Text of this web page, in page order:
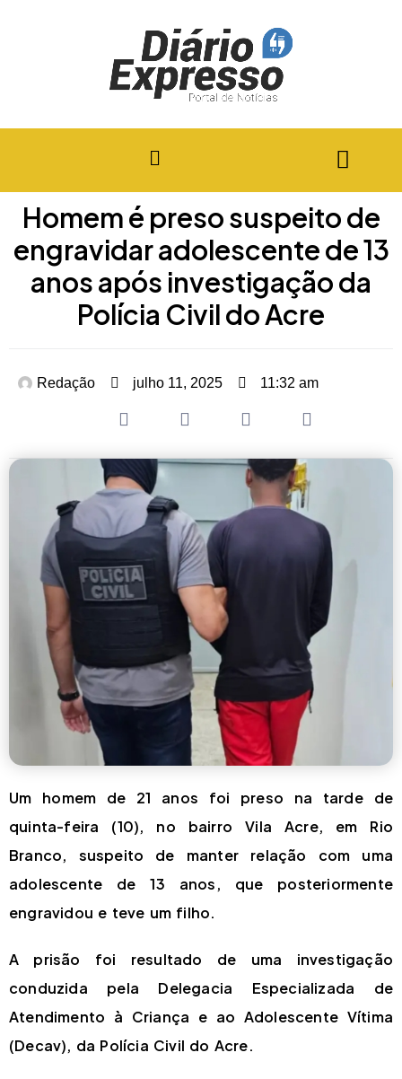
Homem é preso suspeito de
engravidar adolescente de 13
anos após investigação da
Polícia Civil do Acre
Redação julho 11, 2025 11:32 am
Um homem de 21 anos foi preso na tarde de
quinta-feira (10), no bairro Vila Acre, em Rio
Branco, suspeito de manter relação com uma
adolescente de 13 anos, que posteriormente
engravidou e teve um filho.
A prisão foi resultado de uma investigação
conduzida pela Delegacia Especializada de
Atendimento à Criança e ao Adolescente Vítima
(Decav), da Polícia Civil do Acre.